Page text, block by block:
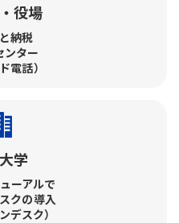
役場
納税​
ンター​
電話）
学
ーアルで​
クの導入​
デスク）